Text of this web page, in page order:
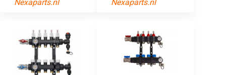
Nexaparts.nl
Nexaparts.nl